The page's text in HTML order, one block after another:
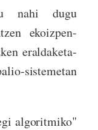
nahi dugu
ekoizpen-
eraldaketa-
sistemetan
algoritmiko"